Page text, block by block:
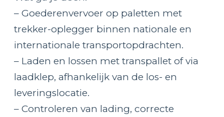
– Goederenvervoer op paletten met
trekker-oplegger binnen nationale en
internationale transportopdrachten.
– Laden en lossen met transpallet of via
laadklep, afhankelijk van de los- en
leveringslocatie.
– Controleren van lading, correcte